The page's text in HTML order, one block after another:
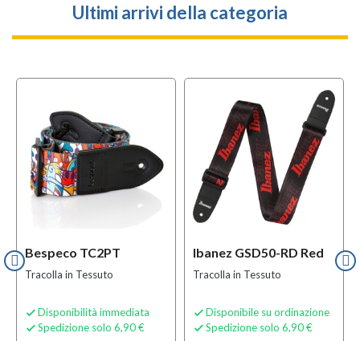
Ultimi arrivi della categoria
Bespeco TC2PT
Tracolla in Tessuto
 Disponibilità immediata
 Spedizione solo 6,90 €
Ibanez GSD50-RD Red
Tracolla in Tessuto
 Disponibile su ordinazione
 Spedizione solo 6,90 €